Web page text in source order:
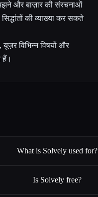
और बाज़ार की संरचनाओं
की व्याख्या कर सकते
विभिन्न विषयों और
हैं।
What is Solvely used for?
Is Solvely free?